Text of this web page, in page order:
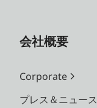
会社概要
Corporate
プレス＆ニュース